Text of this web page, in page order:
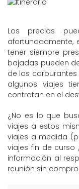
Los precios
afortunadamente,
tener siempre
bajadas pueden
de los
algunos viajes
contratan en el
¿No es lo que
viajes a estos
viajes a medida
viajes fin de
información al
reunión sin